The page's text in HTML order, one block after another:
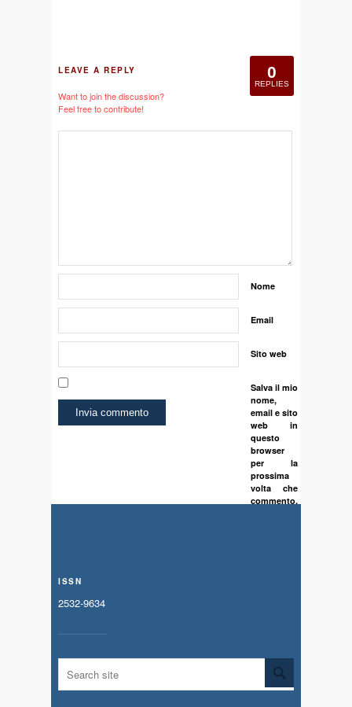
0
REPLIES
LEAVE A REPLY
Want to join the discussion?
Feel free to contribute!
Nome
Email
Sito web
Salva il mio
nome,
email e sito
web in
questo
browser
per la
prossima
volta che
commento.
ISSN
2532-9634